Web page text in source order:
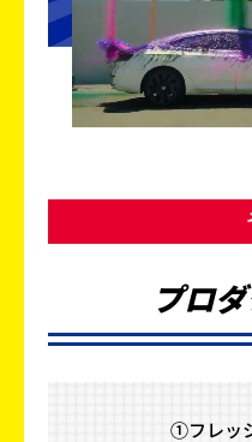
プロ
①フレッ